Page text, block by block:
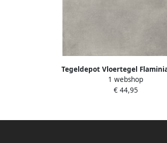
Tegeldepot Vloertegel
Ash 90x90 cm (doosinhoud
1 webshop
€ 44,95